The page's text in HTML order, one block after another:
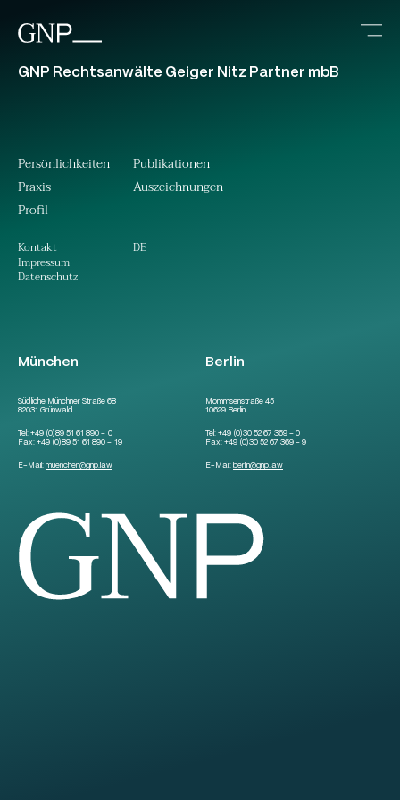
GNP Rechtsanwälte Geiger Nitz Partner mbB
München
Südliche Münchner Straße 68
82031 Grünwald
Tel:+49 (0)89 51 61 890 – 0
Fax:+49 (0)89 51 61 890 – 19
E-Mail:muenchen@gnp.law
Berlin
Mommsenstraße 45
10629 Berlin
Tel: +49 (0)30 52 67 369 – 0
Fax: +49 (0)30 52 67 369 – 9
E-Mail: berlin@gnp.law
Persönlichkeiten
Praxis
Profil
Kontakt
Impressum
Datenschutz
Publikationen
Auszeichnungen
DE